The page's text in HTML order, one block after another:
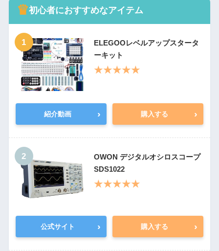
♛初心者におすすめなアイテム
1
ELEGOOレベルアップスタータ
ーキット
★★★★★
紹介動画 › 購入する ›
2
OWON デジタルオシロスコープ
SDS1022
★★★★★
公式サイト › 購入する ›